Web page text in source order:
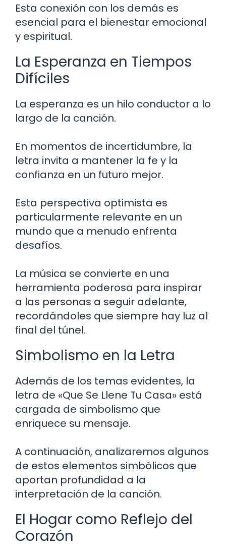
Esta conexión con los demás es
esencial para el bienestar emocional
y espiritual.
La Esperanza en Tiempos
Difíciles
La esperanza es un hilo conductor a lo
largo de la canción.
En momentos de incertidumbre, la
letra invita a mantener la fe y la
confianza en un futuro mejor.
Esta perspectiva optimista es
particularmente relevante en un
mundo que a menudo enfrenta
desafíos.
La música se convierte en una
herramienta poderosa para inspirar
a las personas a seguir adelante,
recordándoles que siempre hay luz al
final del túnel.
Simbolismo en la Letra
Además de los temas evidentes, la
letra de «Que Se Llene Tu Casa» está
cargada de simbolismo que
enriquece su mensaje.
A continuación, analizaremos algunos
de estos elementos simbólicos que
aportan profundidad a la
interpretación de la canción.
El Hogar como Reflejo del
Corazón